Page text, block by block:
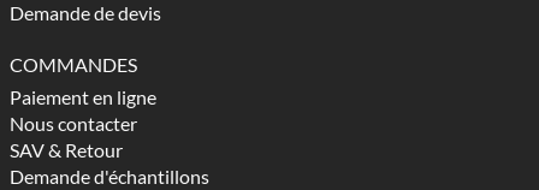
Demande de devis
COMMANDES
Paiement en ligne
Nous contacter
SAV & Retour
Demande d'échantillons